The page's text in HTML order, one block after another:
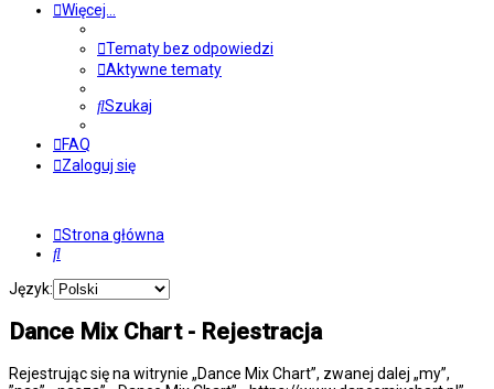
Więcej…
Tematy bez odpowiedzi
Aktywne tematy
Szukaj
FAQ
Zaloguj się
Strona główna
Szukaj
Język:
Dance Mix Chart - Rejestracja
Rejestrując się na witrynie „Dance Mix Chart”, zwanej dalej „my”,